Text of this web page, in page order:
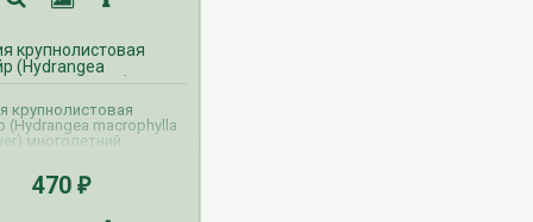
крупнолистовая
(Hydrangea
крупнолистовая
(Hydrangea macrophylla
многолетний
красный.
ВЕСНА на
470 ₽